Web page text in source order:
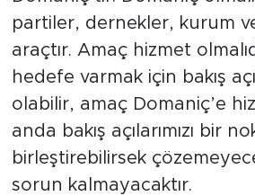
partiler, dernekler, kurum
araçtır. Amaç hizmet
hedefe varmak için bakış
olabilir, amaç Domaniç’e
anda bakış açılarımızı bir
birleştirebilirsek
sorun kalmayacaktır.